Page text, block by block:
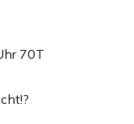
70T